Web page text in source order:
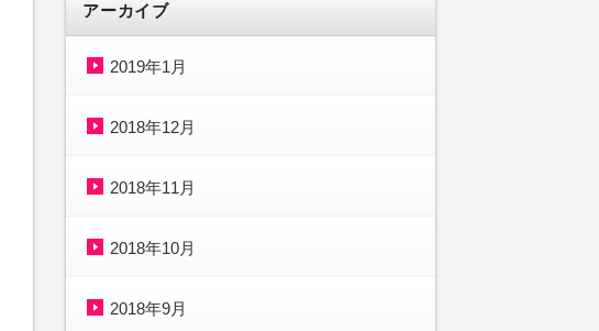
アーカイブ
2019年1月
2018年12月
2018年11月
2018年10月
2018年9月